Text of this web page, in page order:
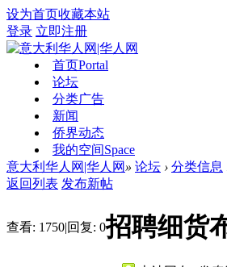
设为首页收藏本站
登录 立即注册
首页Portal
论坛
分类广告
新闻
侨界动态
我的空间Space
意大利华人网|华人网 » 论坛 › 分类信息
返回列表 发布新帖
查看: 1750|回复: 0招聘细货